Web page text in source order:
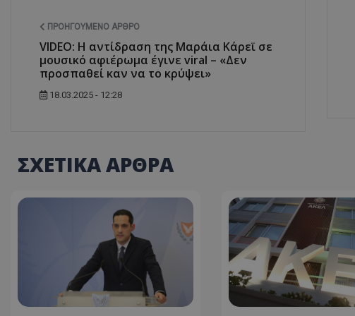
ΠΡΟΗΓΟΎΜΕΝΟ ΆΡΘΡΟ
VIDEO: Η αντίδραση της Μαράια Κάρεϊ σε
μουσικό αφιέρωμα έγινε viral – «Δεν
προσπαθεί καν να το κρύψει»
18.03.2025 - 12:28
ΣΧΕΤΙΚΑ ΑΡΘΡΑ
__cf_bm
__cf_bm